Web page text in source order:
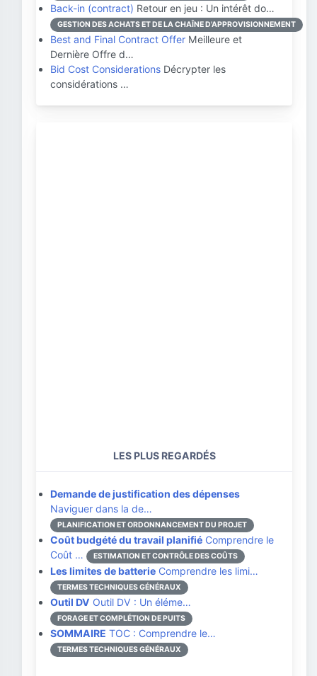
Back-in (contract) Retour en jeu : Un intérêt do…
GESTION DES ACHATS ET DE LA CHAÎNE D'APPROVISIONNEMENT
Best and Final Contract Offer Meilleure et
Dernière Offre d…
Bid Cost Considerations Décrypter les
considérations …
LES PLUS REGARDÉS
Demande de justification des dépenses
Naviguer dans la de…
PLANIFICATION ET ORDONNANCEMENT DU PROJET
Coût budgété du travail planifié Comprendre le
Coût …
ESTIMATION ET CONTRÔLE DES COÛTS
Les limites de batterie Comprendre les limi…
TERMES TECHNIQUES GÉNÉRAUX
Outil DV Outil DV : Un éléme…
FORAGE ET COMPLÉTION DE PUITS
SOMMAIRE TOC : Comprendre le…
TERMES TECHNIQUES GÉNÉRAUX